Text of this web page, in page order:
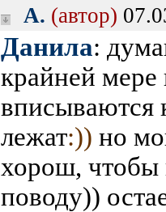
A. (автор)
Данила:
крайней мере
вписываются
лежат:)) но
хорош, чтобы
поводу))